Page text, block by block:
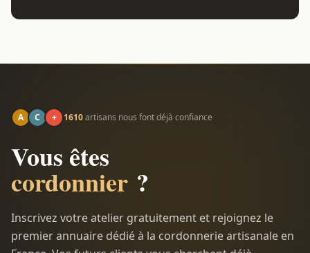
A C + 1610artisans nous font déjà confiance
Vous êtes
cordonnier ?
Inscrivez votre atelier gratuitement et rejoignez le
premier annuaire dédié à la cordonnerie artisanale en